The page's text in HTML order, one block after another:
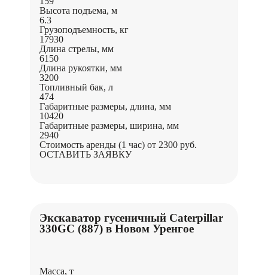
Высота подъема, м
6.3
Грузоподъемность, кг
17930
Длина стрелы, мм
6150
Длина рукоятки, мм
3200
Топливный бак, л
474
Габаритные размеры, длина, мм
10420
Габаритные размеры, ширина, мм
2940
Стоимость аренды (1 час) от 2300 руб.
ОСТАВИТЬ ЗАЯВКУ
Экскаватор гусеничный Caterpillar
330GC (887) в Новом Уренгое
Масса, т